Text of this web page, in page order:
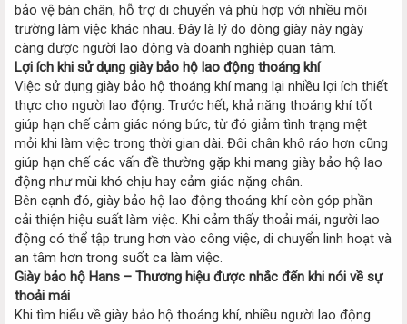
bảo vệ bàn chân, hỗ trợ di chuyển và phù hợp với nhiều môi
trường làm việc khác nhau. Đây là lý do dòng giày này ngày
càng được người lao động và doanh nghiệp quan tâm.
Lợi ích khi sử dụng giày bảo hộ lao động thoáng khí
Việc sử dụng giày bảo hộ thoáng khí mang lại nhiều lợi ích thiết
thực cho người lao động. Trước hết, khả năng thoáng khí tốt
giúp hạn chế cảm giác nóng bức, từ đó giảm tình trạng mệt
mỏi khi làm việc trong thời gian dài. Đôi chân khô ráo hơn cũng
giúp hạn chế các vấn đề thường gặp khi mang giày bảo hộ lao
động như mùi khó chịu hay cảm giác nặng chân.
Bên cạnh đó, giày bảo hộ lao động thoáng khí còn góp phần
cải thiện hiệu suất làm việc. Khi cảm thấy thoải mái, người lao
động có thể tập trung hơn vào công việc, di chuyển linh hoạt và
an tâm hơn trong suốt ca làm việc.
Giày bảo hộ Hans – Thương hiệu được nhắc đến khi nói về sự
thoải mái
Khi tìm hiểu về giày bảo hộ thoáng khí, nhiều người lao động